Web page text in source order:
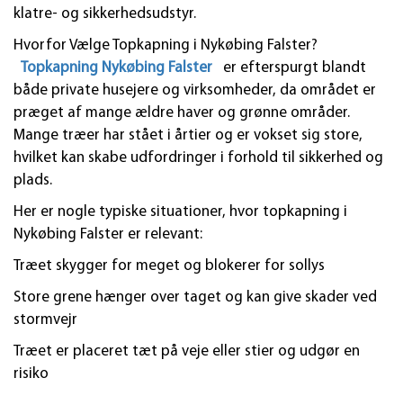
klatre- og sikkerhedsudstyr.
Hvorfor Vælge Topkapning i Nykøbing Falster?
Topkapning Nykøbing Falster
er efterspurgt blandt
både private husejere og virksomheder, da området er
præget af mange ældre haver og grønne områder.
Mange træer har stået i årtier og er vokset sig store,
hvilket kan skabe udfordringer i forhold til sikkerhed og
plads.
Her er nogle typiske situationer, hvor topkapning i
Nykøbing Falster er relevant:
Træet skygger for meget og blokerer for sollys
Store grene hænger over taget og kan give skader ved
stormvejr
Træet er placeret tæt på veje eller stier og udgør en
risiko